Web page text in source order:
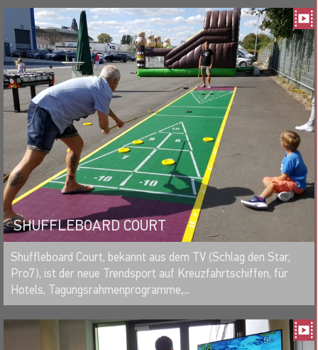
SHUFFLEBOARD COURT
MERKEN
Shuffleboard Court, bekannt aus dem TV (Schlag den Star,
Pro7), ist der neue Trendsport auf Kreuzfahrtschiffen, für
Hotels, Tagungsrahmenprogramme,...